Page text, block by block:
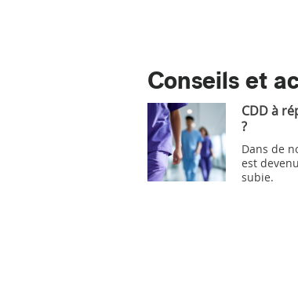
Conseils et
CDD à
?
Dans de
est
subie.